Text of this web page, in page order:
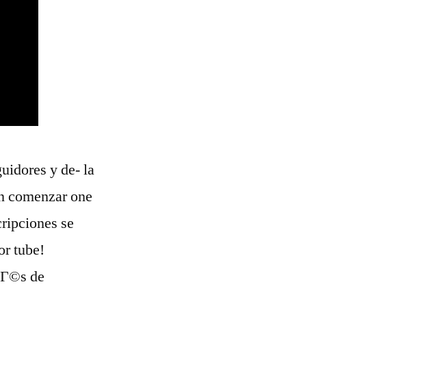
y de- la
comenzar one
se
tube!
de